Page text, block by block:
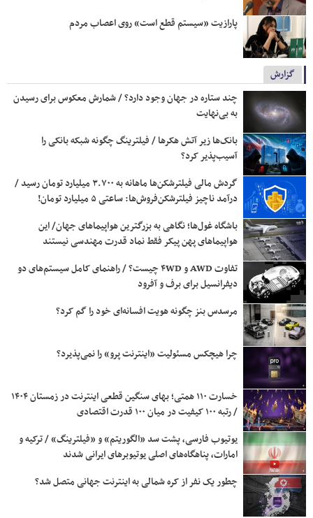
پارازیت «سیستم قطع است» روی اعصاب مردم
گزارش
چند ستاره در جهان وجود دارد؟‌ / شمارش معکوس برای رسیدن
به بی‌نهایت
بانک‌ها زیر آتش هکرها / فیلترینگ چگونه شبکه بانکی را
آسیب‌پذیر کرد؟
گردش مالی فیلترشکن‌ها ماهانه به ۳.۷۰۰ میلیارد تومان رسید /
درآمد ناچیز فیلترشکن‌فروش‌ها: ساعتی ۵ میلیارد تومان!
باشگاه غول‌ها؛ نگاهی به بزرگترین هواپیماهای جهان/ این
هواپیماهای پهن پیکر فقط نماد قدرت مهندسی نیستند
تفاوت AWD و ۴WD چیست؟ / راهنمای کامل سیستم‌های دو
دیفرانسیل برای برف و آفرود
مرسدس‌ بنز چگونه هویت افسانه‌ای خود را گم کرد؟
چرا هیچکس مسئولیت «اینترنت پرو» را نمی‌پذیرد؟
خسارت ۱۱۰ همتی؛ بهای سنگین قطعی اینترنت در زمستان ۱۴۰۴
/ رتبه ۱۰۰ کیفیت در میان ۱۰۰ قدرت اقتصادی
یوتیوب فارسی، پشت سد «الگوریتم» و «فیلترینگ» / ترکیه و
امارات، پناهگاه‌های اصلی یوتیوبرهای ایرانی شدند
چطور یک نفر از کره شمالی به اینترنت جهانی متصل شد؟